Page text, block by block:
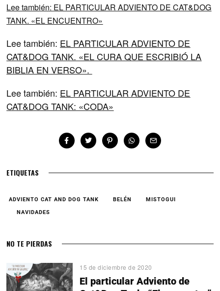
Lee también: EL PARTICULAR ADVIENTO DE CAT&DOG
TANK. «EL ENCUENTRO»
Lee también: EL PARTICULAR ADVIENTO DE
CAT&DOG TANK. «EL CURA QUE ESCRIBIÓ LA
BIBLIA EN VERSO».
Lee también: EL PARTICULAR ADVIENTO DE
CAT&DOG TANK: «CODA»
ETIQUETAS
ADVIENTO CAT AND DOG TANK BELÉN
MISTOGUI
NAVIDADES
NO TE PIERDAS
15 de diciembre de 2020
El particular Adviento de